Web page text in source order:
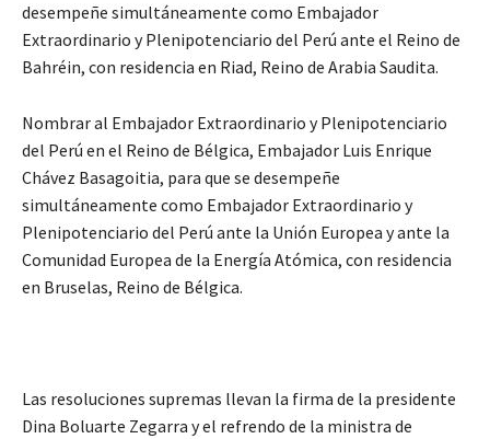
desempeñe simultáneamente como Embajador
Extraordinario y Plenipotenciario del Perú ante el Reino de
Bahréin, con residencia en Riad, Reino de Arabia Saudita.
Nombrar al Embajador Extraordinario y Plenipotenciario
del Perú en el Reino de Bélgica, Embajador Luis Enrique
Chávez Basagoitia, para que se desempeñe
simultáneamente como Embajador Extraordinario y
Plenipotenciario del Perú ante la Unión Europea y ante la
Comunidad Europea de la Energía Atómica, con residencia
en Bruselas, Reino de Bélgica.
Las resoluciones supremas llevan la firma de la presidente
Dina Boluarte Zegarra y el refrendo de la ministra de